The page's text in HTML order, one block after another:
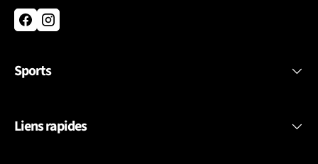
FacebookInstagram
Sports
Liens rapides